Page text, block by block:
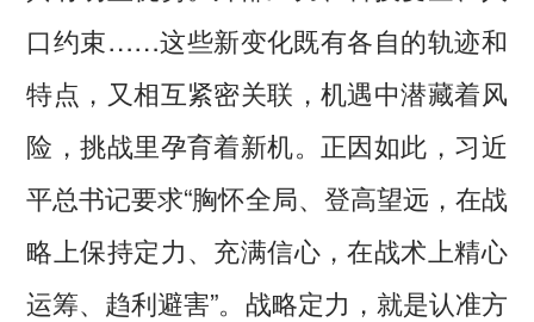
口约束……这些新变化既有各自的轨迹和
特点，又相互紧密关联，机遇中潜藏着风
险，挑战里孕育着新机。正因如此，习近
平总书记要求“胸怀全局、登高望远，在战
略上保持定力、充满信心，在战术上精心
运筹、趋利避害”。战略定力，就是认准方